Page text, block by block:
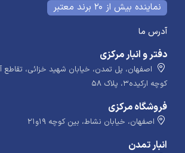
نماینده بیش از 20 برند معتبر
آدرس ما
دفتر و انبار مرکزی
اصفهان، پل تمدن، خیابان شهید خزائی،
کوچه ارکیده۳، پلاک ۵۸
فروشگاه مرکزی
اصفهان، خیابان نشاط، بین کوچه ۱۹و۲۱
انبار تمدن